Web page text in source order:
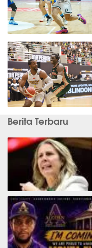
Berita Terbaru